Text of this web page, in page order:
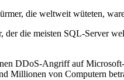
die weltweit wüteten,
der die meisten SQL-Server
DDoS-Angriff auf
Millionen von Computern